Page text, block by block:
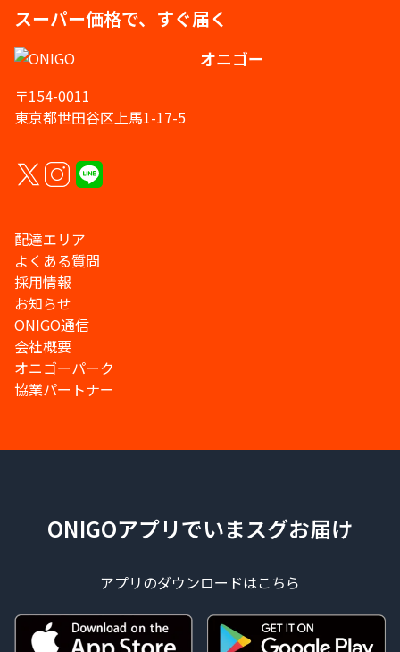
スーパー価格で、すぐ届く
オニゴー
〒154-0011
東京都世田谷区上馬1-17-5
配達エリア
よくある質問
採用情報
お知らせ
ONIGO通信
会社概要
オニゴーパーク
協業パートナー
ONIGOアプリでいまスグお届け
アプリのダウンロードはこちら